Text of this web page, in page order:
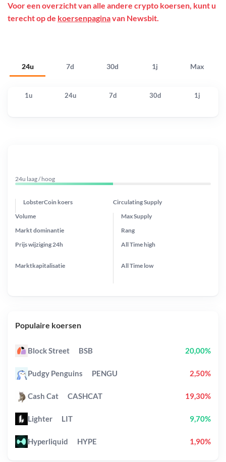
24u 7d 30d 1j Max
Voor een overzicht van alle andere crypto koersen, kunt u
terecht op de koersenpaginavan Newsbit.
1u 24u 7d 30d 1j
24u laag / hoog
LobsterCoin koers Circulating Supply
Prijs wijziging 24h
Max Supply
Markt dominantie
Marktkapitalisatie
Volume
Rang
All Timehigh
All Time low
Populaire koersen
Block Street BSB 20,00%
Pudgy Penguins PENGU 2,50%
Cash Cat CASHCAT 19,30%
Lighter LIT 9,70%
Hyperliquid HYPE 1,90%